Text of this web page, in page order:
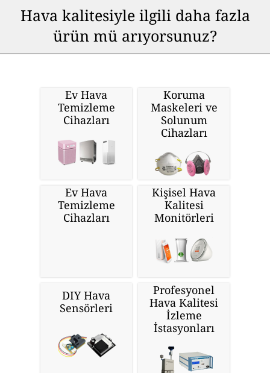
Hava kalitesiyle ilgili daha fazla
ürün mü arıyorsunuz?
Ev Hava
Temizleme
Cihazları
Koruma
Maskeleri ve
Solunum
Cihazları
Ev Hava
Temizleme
Cihazları
Kişisel Hava
Kalitesi
Monitörleri
DIY Hava
Sensörleri
Profesyonel
Hava Kalitesi
İzleme
İstasyonları